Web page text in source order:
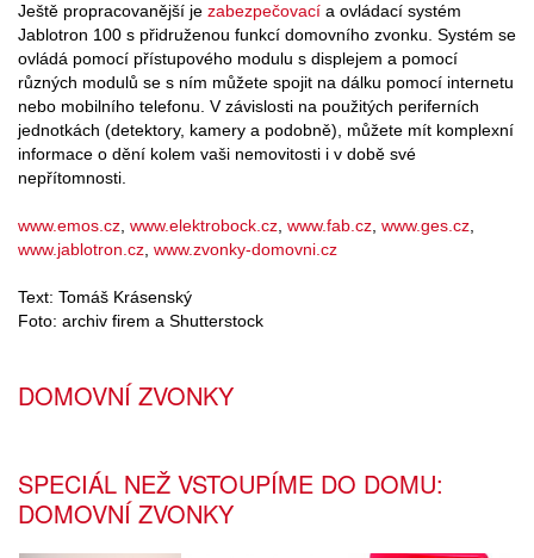
Ještě propracovanější je zabezpečovací a ovládací systém
Jablotron 100 s přidruženou funkcí domovního zvonku. Systém se
ovládá pomocí přístupového modulu s displejem a pomocí
různých modulů se s ním můžete spojit na dálku pomocí internetu
nebo mobilního telefonu. V závislosti na použitých periferních
jednotkách (detektory, kamery a podobně), můžete mít komplexní
informace o dění kolem vaši nemovitosti i v době své
nepřítomnosti.
www.emos.cz www.elektrobock.cz www.fab.cz www.ges.cz
www.jablotron.cz www.zvonky-domovni.cz
Text: Tomáš Krásenský
Foto: archiv firem a Shutterstock
DOMOVNÍ ZVONKY
SPECIÁL NEŽ VSTOUPÍME DO DOMU:
DOMOVNÍ ZVONKY